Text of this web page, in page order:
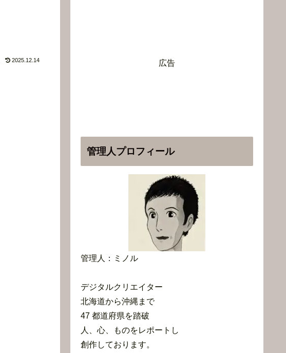
2025.12.14 広告
管理人プロフィール
管理人：ミノル
デジタルクリエイター
北海道から沖縄まで
47 都道府県を踏破
人、心、ものをレポートし
創作しております。